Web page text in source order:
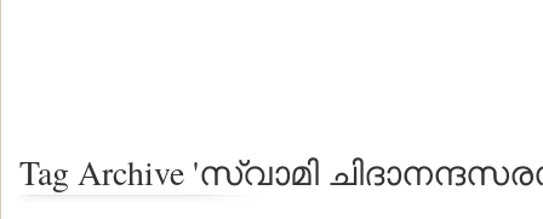
Tag Archive 'സ്വാമി